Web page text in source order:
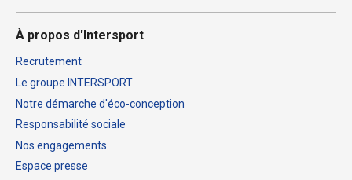
À propos d'Intersport
Recrutement
Le groupe INTERSPORT
Notre démarche d'éco-conception
Responsabilité sociale
Nos engagements
Espace presse